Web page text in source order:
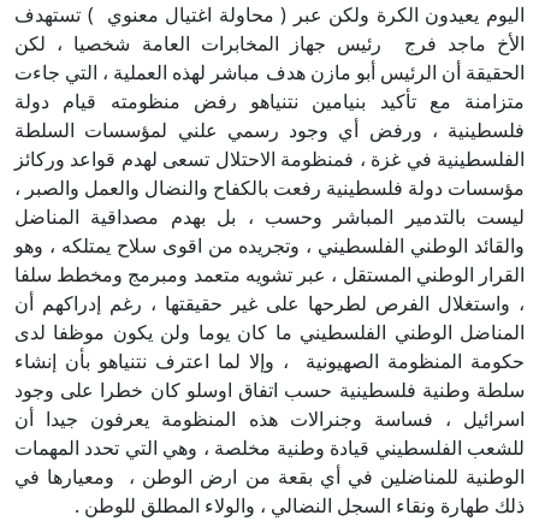
اليوم يعيدون الكرة ولكن عبر ( محاولة اغتيال معنوي ) تستهدف
الأخ ماجد فرج رئيس جهاز المخابرات العامة شخصيا ، لكن
الحقيقة أن الرئيس أبو مازن هدف مباشر لهذه العملية ، التي جاءت
متزامنة مع تأكيد بنيامين نتنياهو رفض منظومته قيام دولة
فلسطينية ، ورفض أي وجود رسمي علني لمؤسسات السلطة
الفلسطينية في غزة ، فمنظومة الاحتلال تسعى لهدم قواعد وركائز
مؤسسات دولة فلسطينية رفعت بالكفاح والنضال والعمل والصبر ،
ليست بالتدمير المباشر وحسب ، بل بهدم مصداقية المناضل
والقائد الوطني الفلسطيني ، وتجريده من اقوى سلاح يمتلكه ، وهو
القرار الوطني المستقل ، عبر تشويه متعمد ومبرمج ومخطط سلفا
، واستغلال الفرص لطرحها على غير حقيقتها ، رغم إدراكهم أن
المناضل الوطني الفلسطيني ما كان يوما ولن يكون موظفا لدى
حكومة المنظومة الصهيونية ، وإلا لما اعترف نتنياهو بأن إنشاء
سلطة وطنية فلسطينية حسب اتفاق اوسلو كان خطرا على وجود
اسرائيل ، فساسة وجنرالات هذه المنظومة يعرفون جيدا أن
للشعب الفلسطيني قيادة وطنية مخلصة ، وهي التي تحدد المهمات
الوطنية للمناضلين في أي بقعة من ارض الوطن ، ومعيارها في
ذلك طهارة ونقاء السجل النضالي ، والولاء المطلق للوطن .